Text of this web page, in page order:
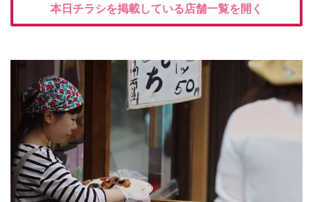
本日チラシを掲載している店舗一覧を開く